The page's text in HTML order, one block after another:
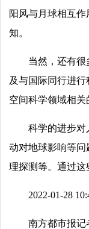
阳风与月球相互
知。
当然，还有
及与国际同行进
空间科学领域相
科学的进步对
动对地球影响等
理探测等。通过
2022-01-28
南方都市报记